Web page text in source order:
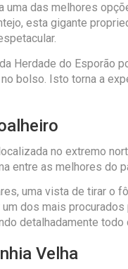
uma das melhores
esta gigante
Herdade do Esporão
bolso. Isto torna a
no extremo
entre as melhores do
uma vista de tirar o
dos mais
detalhadamente
Velha